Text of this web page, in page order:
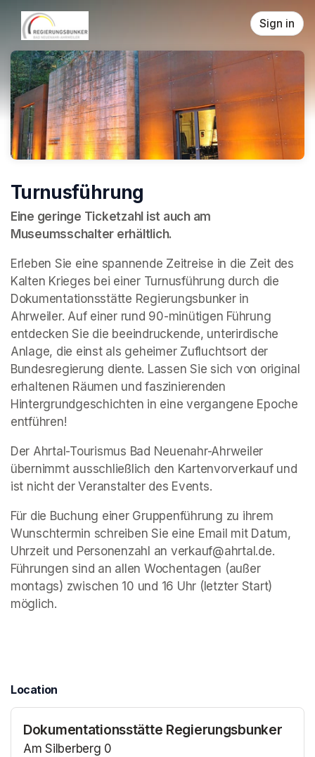
Skip header
Sign in
Turnusführung
Eine geringe Ticketzahl ist auch am
Museumsschalter erhältlich.
Erleben Sie eine spannende Zeitreise in die Zeit des
Kalten Krieges bei einer Turnusführung durch die
Dokumentationsstätte Regierungsbunker in
Ahrweiler. Auf einer rund 90-minütigen Führung
entdecken Sie die beeindruckende, unterirdische
Anlage, die einst als geheimer Zufluchtsort der
Bundesregierung diente. Lassen Sie sich von original
erhaltenen Räumen und faszinierenden
Hintergrundgeschichten in eine vergangene Epoche
entführen!
Der Ahrtal-Tourismus Bad Neuenahr-Ahrweiler
übernimmt ausschließlich den Kartenvorverkauf und
ist nicht der Veranstalter des Events.
Für die Buchung einer Gruppenführung zu ihrem
Wunschtermin schreiben Sie eine Email mit Datum,
Uhrzeit und Personenzahl an verkauf@ahrtal.de.
Führungen sind an allen Wochentagen (außer
montags) zwischen 10 und 16 Uhr (letzter Start)
möglich.
Location
Dokumentationsstätte Regierungsbunker
Am Silberberg 0